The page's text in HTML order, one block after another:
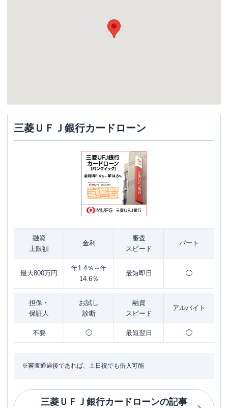
三菱ＵＦＪ銀行カードローン
融資
上限額
金利
審査
スピード
パート
最大800万円
年1.4％～年
14.6％
最短即日 ◯
担保・
保証人
お試し
診断
融資
スピード
アルバイト
不要 ◯ 最短翌日 ◯
※審査通過後であれば、土日祝でも借入可能
三菱ＵＦＪ銀行カードローンの記事